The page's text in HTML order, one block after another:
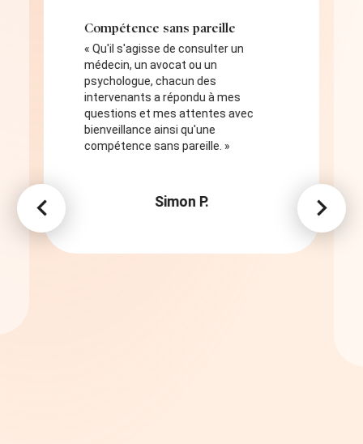
Compétence sans pareille
« Qu'il s'agisse de consulter un
médecin, un avocat ou un
psychologue, chacun des
intervenants a répondu à mes
questions et mes attentes avec
bienveillance ainsi qu'une
compétence sans pareille. »
Simon P.